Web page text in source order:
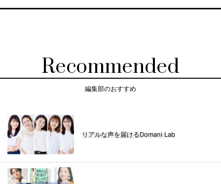
Recommended
編集部のおすすめ
リアルな声を届けるDomani Lab